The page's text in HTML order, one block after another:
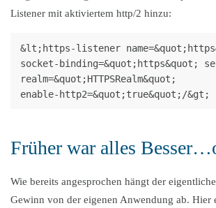
Listener mit aktiviertem http/2 hinzu:
&lt;https-listener
socket-binding=&quot;https&quot;
realm=&quot;HTTPSRealm&quot;
Früher war alles
Wie bereits angesprochen hängt der
Gewinn von der eigenen Anwendung ab. Hier